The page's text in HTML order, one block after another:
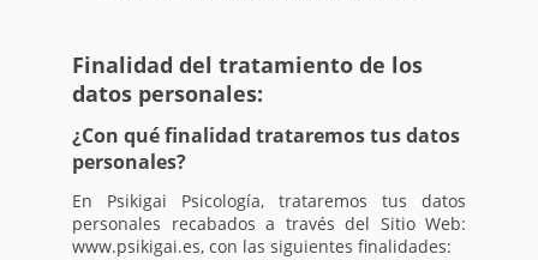
Finalidad del tratamiento de los
datos personales:
¿Con qué finalidad trataremos tus datos
personales?
En Psikigai Psicología, trataremos tus datos
personales recabados a través del Sitio Web:
www.psikigai.es, con las siguientes finalidades: